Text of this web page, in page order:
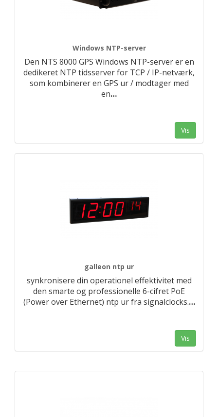
Windows NTP-server
Den NTS 8000 GPS Windows NTP-server er en
dedikeret NTP tidsserver for TCP / IP-netværk,
som kombinerer en GPS ur / modtager med
en…
Vis
galleon ntp ur
synkronisere din operationel effektivitet med
den smarte og professionelle 6-cifret PoE
(Power over Ethernet) ntp ur fra signalclocks.…
Vis